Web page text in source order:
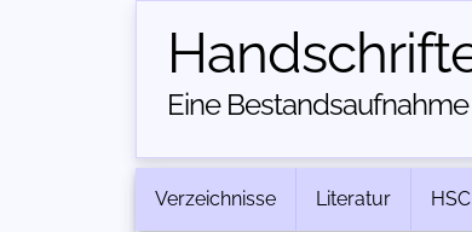
Eine
Verzeichnisse Literatur HSC